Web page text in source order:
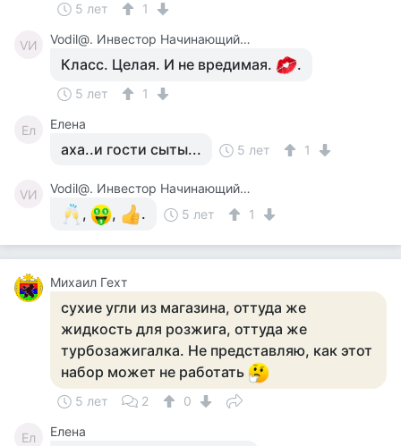
5 лет 1
VИ Vodil@. Инвестор Начинающий. Сырожа.
Класс. Целая. И не вредимая. .
5 лет 1
Ел Елена
аха..и гости сыты... 5 лет 1
VИ Vodil@. Инвестор Начинающий. Сырожа.
, , . 5 лет 1
Михаил Гехт
сухие угли из магазина, оттуда же
жидкость для розжига, оттуда же
турбозажигалка. Не представляю, как этот
набор может не работать
5 лет 2 0
Ел Елена